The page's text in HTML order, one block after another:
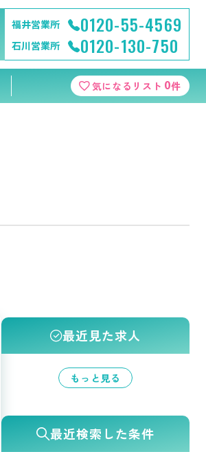
福井営業所 0120-55-4569
石川営業所 0120-130-750
気になるリスト 0件
最近見た求人
もっと見る
最近検索した条件